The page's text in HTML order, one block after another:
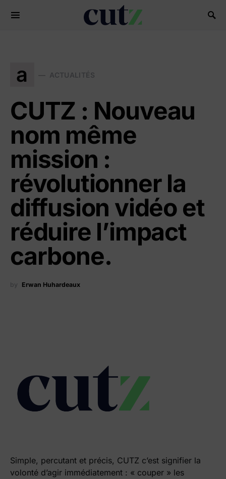
Search for:
a ACTUALITÉS
CUTZ : Nouveau
nom même
mission :
révolutionner la
diffusion vidéo et
réduire l’impact
carbone.
by Erwan Huhardeaux
Simple, percutant et précis, CUTZ c’est signifier la
volonté d’agir immédiatement : « couper » les